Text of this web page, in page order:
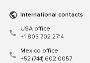
International contacts
USA office
+1 805 702 2714
Mexico office
+52 (744) 602 0057